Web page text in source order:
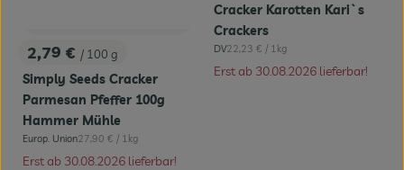
, Preis:
2,79 € / 100 g
Simply Seeds Cracker
Parmesan Pfeffer 100g
Hammer Mühle
, Herkunft:
Europ. Union, Referenzpreis:
27,90 € / 1kg
Erst ab 30.08.2026 lieferbar!
Cracker Karotten Kari`s
Crackers
, Herkunft:
DV, Referenzpreis:
22,23 € / 1kg
Erst ab 30.08.2026 lieferbar!